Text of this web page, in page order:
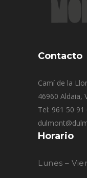
Contacto
Camí de la
46960 Aldaia,
Tel: 961 50 91
Horario
Lunes –